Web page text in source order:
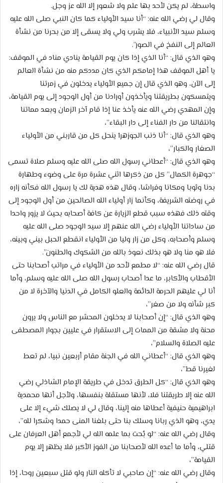
واسطة، لم يكن لأحد بها علم ولا شعور إلا الله عز وجل.
وقال لي رضي الله عنه: “أنا سيد الأولياء كما كان النبي صلى الله عليه
وسلم سيد الأنبياء، فلا يشرب ولي ولا يسقى إلا من بحرنا من نشأة
العالم إلى النفخ في الصور”.
وهو الذي قال: “أنا الذي إذا كان يوم القيامة ينادي مناد في الموقف:
يا أهل الموقف هذا إمامكم الذي كان مددكم منه من نشأة العالم
إلى الآن، وهو الذي قال إن جميع الأولياء يدخلون في زمرتنا
ويتمسكون بطريقتنا ويأخذون أورادنا من أول الوجود إلى يوم القيامة،
وإن المهدي رضي الله عنه يأخذ عنا إذا قام آخر الزمان وبعد مماتنا
وانتقالنا من دار الفناء إلى دار البقاء”،
وهو الذي قال: “أنا ذنب الجوزهر1 ينحل كل من قاربني من الأولياء
الصغار والكبار”،
وهو الذي قال: “أعطاني رسول الله صلى الله عليه وسلم صلاة تسمى
“جوهرة الكمال” كل من ذكرها اثني عشرة مرة على وضوء وطهارة
بدنا وثوبا ومكانا وفراشا، وقال هذه هدية لك يا رسول الله فكأنه زاره
في روضته الشريفة، وكأنما زار أولياء الله الصالحين من أول الوجود إلى
وقته ذلك فهذه سبب قطع الزيارة عن كافة أصحابه بحيث لا يزور واحدا
من ساداتنا الأولياء رضي الله عنهم إلا سيد الوجود صلى الله عليه
وسلم وأصحابه، وكل من زار وليا من الأولياء انقطع الحبل بيني وبينه،
فلا هو منا ولا هو بذلك نعوذ بالله من الشكوك والطنون”.
قال رضي الله عنه: “لا مطمع لأحد من الأولياء في مراتب أصحابنا حتى
الأقطاب والأكابر، ما عدا أصحاب رسول الله صلى الله عليه وسلم، وأما
أنا لي عليهم الحرمة الدائمة والعلو الكامل في الدنيا والآخرة لا من
كبر شأنه ولا من صغر”،
وهو الذي قال: “إن أصحابنا لا يدخلون المحشر مع الناس ولا يرون
محنة ولا مشقة من الممات إلى الاستقرار في عليين بجوار المصطفى
عليه الصلاة والسلام”،
وهو الذي قال: “أعطاني الله في الجنة مقام أربعين نبيا، لم تعط
لغيرنا قط”،
وهو الذي قال: “كل الطرق تدخل في طريقة الإمام الشاذلي رضي
الله عنه إلا طريقتنا فلا، لأنها مستقلة بنفسها، ولأجل أنها محمدية
ابراهيمية حنيفية أعطاها منه إلينا، وقال لي لا يصلك شيء إلا على
يدي، وهو الذي ربانا وسلك بنا حتى بلغنا المنى حمدا وشكرا لله”،
وقال رضي الله عنه: “لو بُحت بما علمه الله لي لأجمع أهل العرفان على
قتلي، وأما ما أعده الله لأصحابنا من الفوز الأكبر فلا يظهر إلا يوم
القيامة”،
وقال رضي الله عنه: “إن صاحبي لا تأكله النار ولو قتل سبعين روحا، إذا